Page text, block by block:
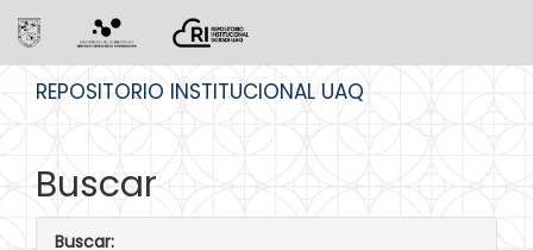
REPOSITORIO INSTITUCIONAL UAQ
Buscar
Buscar: